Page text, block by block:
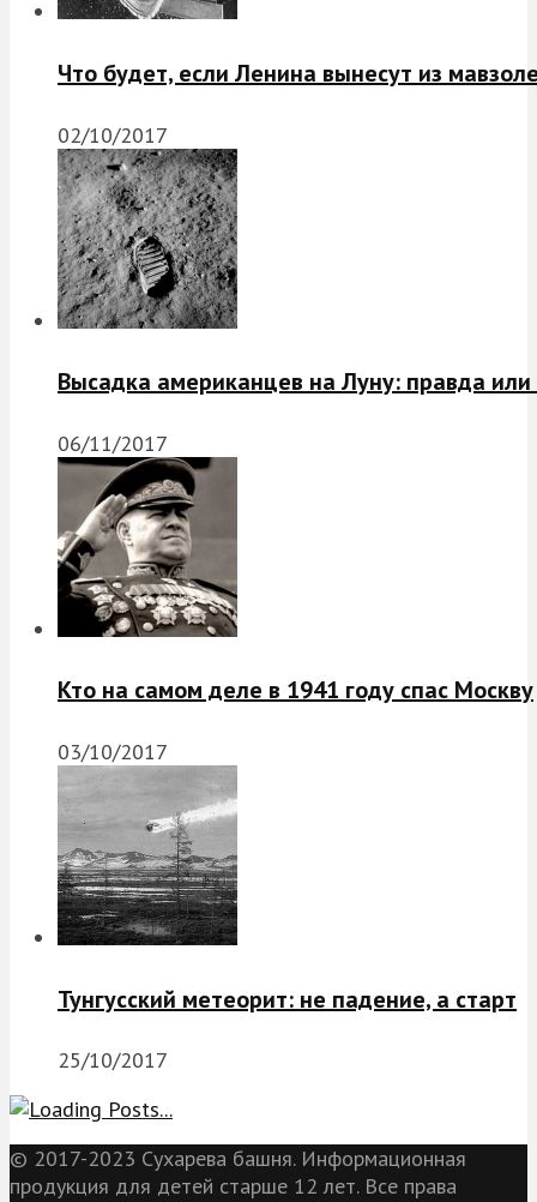
Что будет, если Ленина вынесут из
02/10/2017
Высадка американцев на Луну: правда
06/11/2017
Кто на самом деле в 1941 году спас Москву
03/10/2017
Тунгусский метеорит: не падение, а старт
25/10/2017
© 2017-2023 Сухарева башня. Информационная
продукция для детей старше 12 лет. Все права